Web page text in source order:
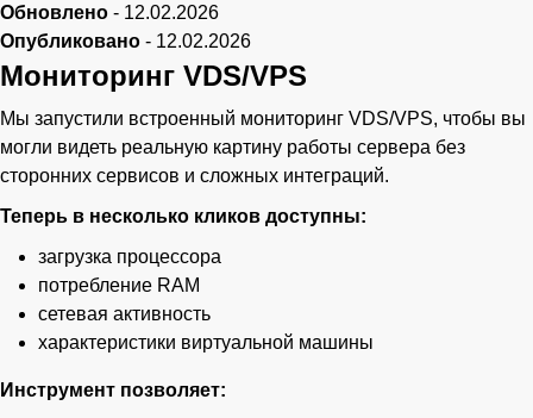
Обновлено - 12.02.2026
Опубликовано - 12.02.2026
Мониторинг VDS/VPS
Мы запустили встроенный мониторинг VDS/VPS, чтобы вы
могли видеть реальную картину работы сервера без
сторонних сервисов и сложных интеграций.
Теперь в несколько кликов доступны:
загрузка процессора
потребление RAM
сетевая активность
характеристики виртуальной машины
Инструмент позволяет:
Телефон